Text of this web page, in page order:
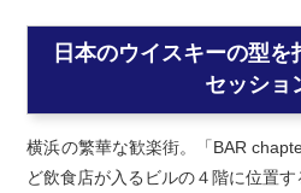
日本のウイスキーの型を
セッショ
横浜の繁華な歓楽街。「BAR
ど飲食店が入るビルの４階に位置す